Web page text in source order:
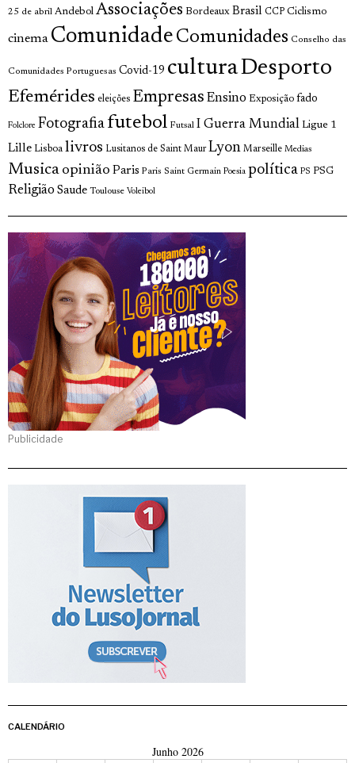
25 de abril Andebol Associações Bordeaux Brasil CCP Ciclismo
cinema Comunidade Comunidades Conselho das
Comunidades Portuguesas Covid-19 culturaDesporto
Efemérides eleições Empresas Ensino Exposição fado
Folclore Fotografia futebol Futsal I Guerra Mundial Ligue 1
Lille Lisboa livros Lusitanos de Saint Maur Lyon Marseille Medias
Musica opinião Paris Paris Saint Germain Poesia política PS PSG
Religião Saude Toulouse Voleibol
Publicidade
CALENDÁRIO
Junho 2026